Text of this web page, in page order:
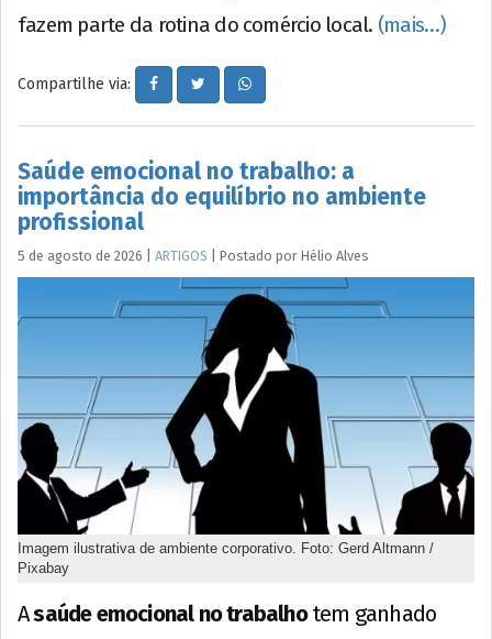
fazem parte da rotina do comércio local. (mais…)
Compartilhe via:
Saúde emocional no trabalho: a
importância do equilíbrio no ambiente
profissional
5 de agosto de 2026 ARTIGOS Postado por Hélio Alves
Imagem ilustrativa de ambiente corporativo. Foto: Gerd Altmann /
Pixabay
Asaúde emocional no trabalhotem ganhado